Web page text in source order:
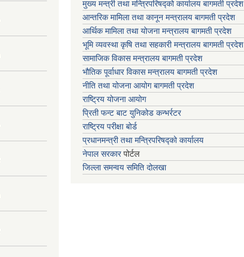
मुख्य मन्त्री तथा मन्त्रिपरिषद्को कार्यालय बागमती प्रदेश
आन्तरिक मामिला तथा कानून मन्त्रालय बागमती प्रदेश
आर्थिक मामिला तथा योजना मन्त्रालय बागमती प्रदेश
भूमि व्यवस्था कृषि तथा सहकारी मन्त्रालय बागमती प्रदेश
सामाजिक विकास मन्त्रालय बागमती प्रदेश
भौतिक पूर्वाधार विकास मन्त्रालय बागमती प्रदेश
नीति तथा योजना आयोग बागमती प्रदेश
राष्ट्रिय योजना आयोग
प्रिती फन्ट बाट युनिकोड कन्भर्रटर
राष्ट्रिय परीक्षा बोर्ड
प्रधानमन्त्री तथा मन्त्रिपरिषद्को कार्यालय
नेपाल सरकारपोर्टल
जिल्ला समन्वय समिति दोलखा